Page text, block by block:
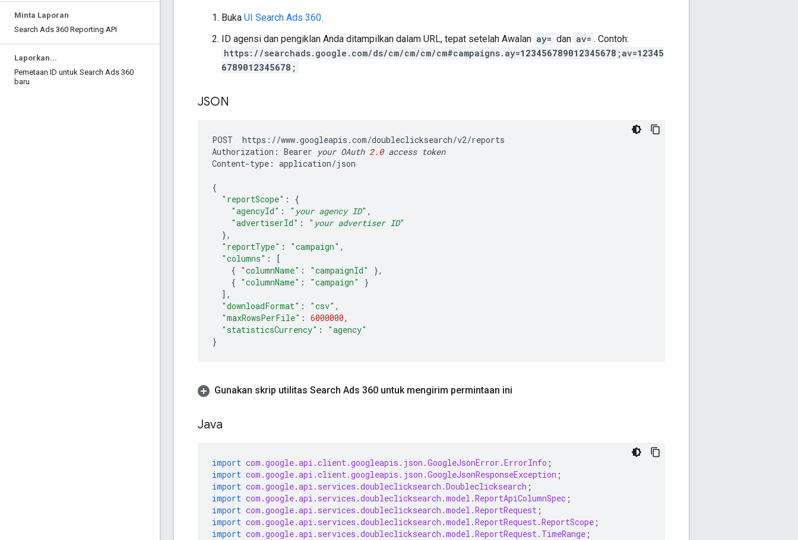
Minta Laporan
Search Ads 360 Reporting API
Laporkan...
Pemetaan ID untuk Search Ads 360
baru
Buka UI Search Ads 360.
ID agensi dan pengiklan Anda ditampilkan dalam URL, tepat setelah Awalan ay= dan av= . Contoh:
https://searchads.google.com/ds/cm/cm/cm/cm#campaigns.ay=123456789012345678 ;av=12345
6789012345678 ;
JSON
POST https : //www.googleapis .com/doubleclicksearch/v2/reports
Authorization : Bearer your OAuth 2.0 access token
Content-type : application/json
{
"reportScope" :
{
"agencyId" : " your agency ID" ,
"advertiserId" : " your advertiser ID"
},
"reportType" : "campaign" ,
"columns" :
[
{ "columnName" : "campaignId"
},
{ "columnName" : "campaign"
}
],
"downloadFormat" : "csv" ,
"maxRowsPerFile" : 6000000,
"statisticsCurrency" :
"agency"
}
Gunakan skrip utilitas Search Ads 360 untuk mengirim permintaan ini
Java
import com.google.api.client.googleapis.json.GoogleJsonError.ErrorInfo ;
import com.google.api.client.googleapis.json.GoogleJsonResponseException ;
import com.google.api.services.doubleclicksearch.Doubleclicksearch ;
import com.google.api.services.doubleclicksearch.model.ReportApiColumnSpec ;
import com.google.api.services.doubleclicksearch.model.ReportRequest ;
import com.google.api.services.doubleclicksearch.model.ReportRequest.ReportScope ;
import com.google.api.services.doubleclicksearch.model.ReportRequest.TimeRange ;